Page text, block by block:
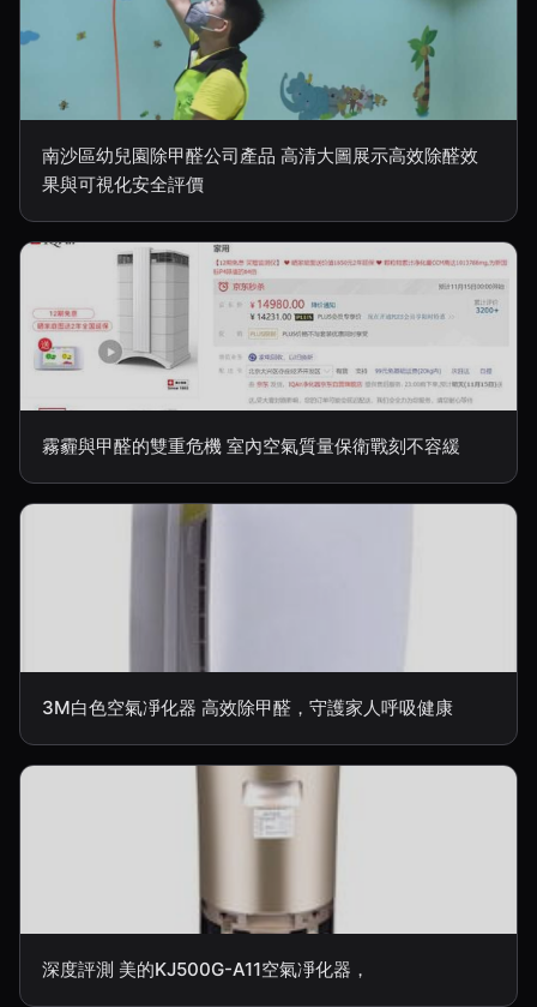
南沙區幼兒園除甲醛公司產品 高清大圖展示高效除醛效
果與可視化安全評價
霧霾與甲醛的雙重危機 室內空氣質量保衛戰刻不容緩
3M白色空氣凈化器 高效除甲醛，守護家人呼吸健康
深度評測 美的KJ500G-A11空氣凈化器，